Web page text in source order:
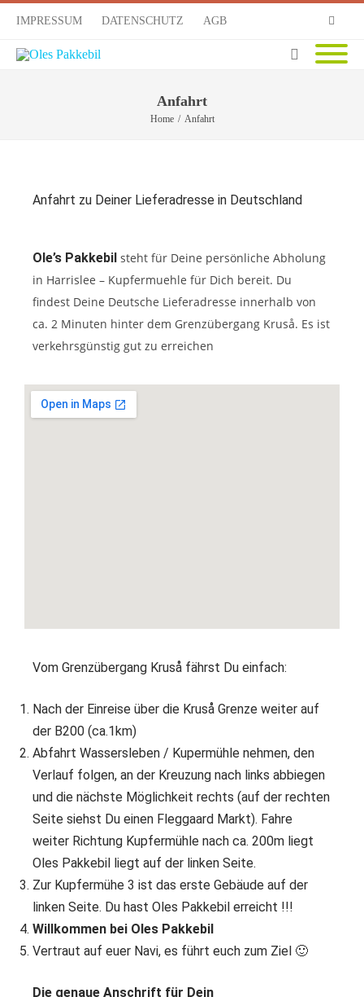
IMPRESSUM DATENSCHUTZ AGB
RSS
Anfahrt
Home / Anfahrt
Anfahrt zu Deiner Lieferadresse in Deutschland
Ole’s Pakkebil steht für Deine persönliche Abholung
in Harrislee – Kupfermuehle für Dich bereit. Du
findest Deine Deutsche Lieferadresse innerhalb von
ca. 2 Minuten hinter dem Grenzübergang Kruså. Es ist
verkehrsgünstig gut zu erreichen
Vom Grenzübergang Kruså fährst Du einfach:
Nach der Einreise über die Kruså Grenze weiter auf
der B200 (ca.1km)
Abfahrt Wassersleben / Kupermühle nehmen, den
Verlauf folgen, an der Kreuzung nach links abbiegen
und die nächste Möglichkeit rechts (auf der rechten
Seite siehst Du einen Fleggaard Markt). Fahre
weiter Richtung Kupfermühle nach ca. 200m liegt
Oles Pakkebil liegt auf der linken Seite.
Zur Kupfermühe 3 ist das erste Gebäude auf der
linken Seite. Du hast Oles Pakkebil erreicht !!!
Willkommen bei Oles Pakkebil
Vertraut auf euer Navi, es führt euch zum Ziel 🙂
Die genaue Anschrift für Dein